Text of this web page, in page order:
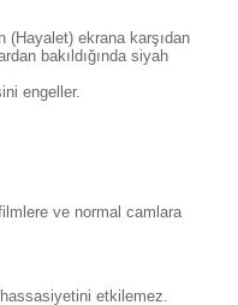
ekrana karşıdan
bakıldığında siyah
engeller.
ve normal camlara
etkilemez.